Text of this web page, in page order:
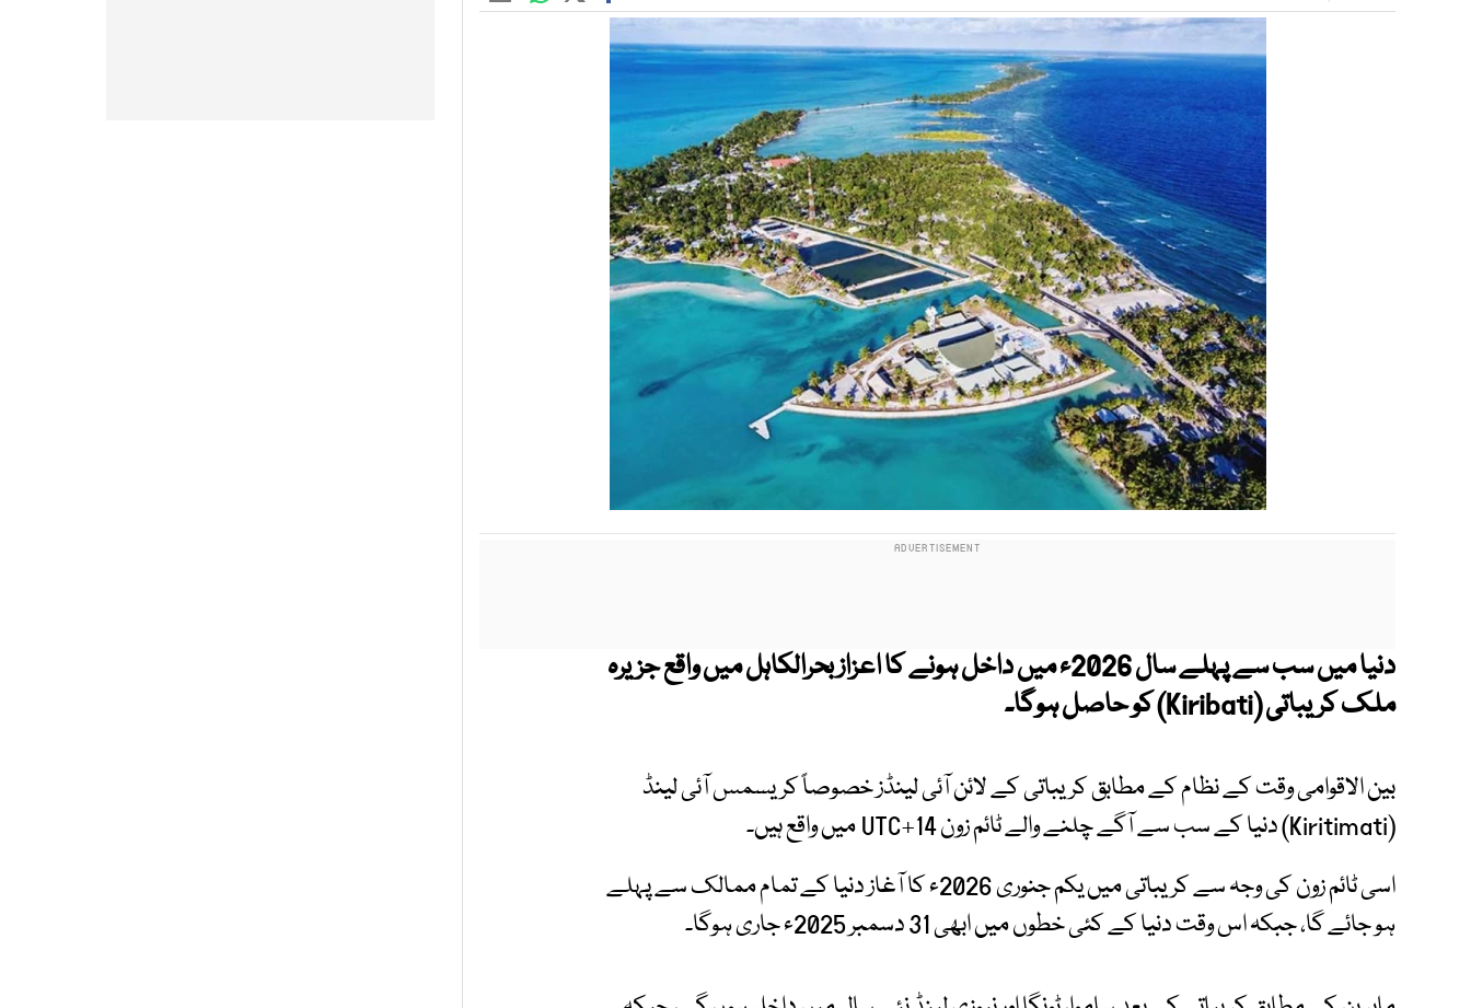
دنیا میں سب سے پہلے سال 2026ء میں داخل ہونے کا اعزاز بحرالکاہل میں واقع جزیرہ
ملک کریباتی (Kiribati) کو حاصل ہوگا۔
بین الاقوامی وقت کے نظام کے مطابق کریباتی کے لائن آئی لینڈز خصوصاً کریسمس آئی لینڈ
(Kiritimati) دنیا کے سب سے آگے چلنے والے ٹائم زون UTC+14 میں واقع ہیں۔
اسی ٹائم زون کی وجہ سے کریباتی میں یکم جنوری 2026ء کا آغاز دنیا کے تمام ممالک سے پہلے
ہو جائے گا، جبکہ اس وقت دنیا کے کئی خطوں میں ابھی 31 دسمبر 2025ء جاری ہوگا۔